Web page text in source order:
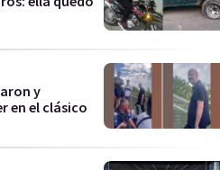
y
en el clásico